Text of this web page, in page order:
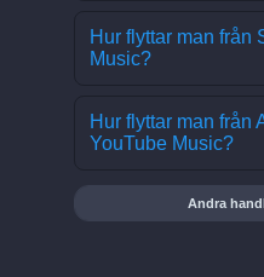
Hur flyttar man från
Music?
Hur flyttar man från
YouTube Music?
Andra